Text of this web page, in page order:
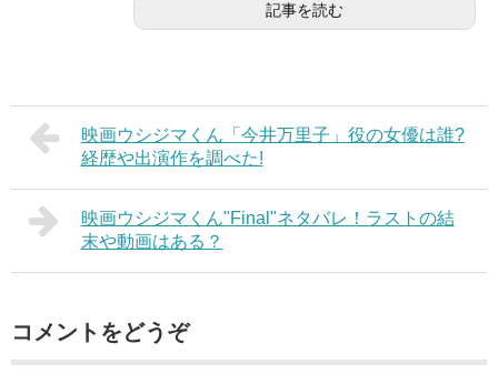
記事を読む
映画ウシジマくん「今井万里子」役の女優は誰?
経歴や出演作を調べた!
映画ウシジマくん"Final"ネタバレ！ラストの結
末や動画はある？
コメントをどうぞ